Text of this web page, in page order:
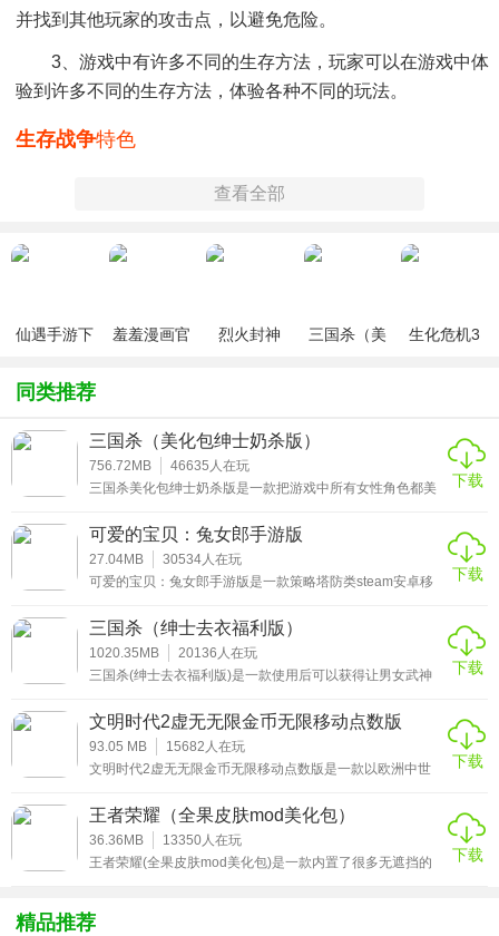
并找到其他玩家的攻击点，以避免危险。
3、游戏中有许多不同的生存方法，玩家可以在游戏中体
验到许多不同的生存方法，体验各种不同的玩法。
生存战争特色
1、游戏中有各种不同的工具和武器，可以让玩家在游戏
2、游戏中有许多不同的玩法，玩家可以在游戏中体验不
3、游戏中有很多不同的任务，玩家可以自由的进行完
生存战争
1、玩家需要在游戏中不断的收集各种不同的材料和工
具，以保证自己的生存。
索，获得不同的游戏体验。
3、游戏中有着许多不同的玩法，玩家可以在游戏中自由
的进行探索，体验不同的玩法。
生存战争测评
生存战争工业时代mod中文版是一款像素风格的生存游
戏，玩家在游戏中可以体验到不同的游戏玩法，玩家需要在
游戏中进行不同的探索，收集各种资源，建造各种不同的建
的玩法等着玩家前来体验。
查看全部
仙遇手游下
羞羞漫画官
烈火封神
三国杀（美
生化危机3
同类推荐
三国杀（美化包绅士奶杀版）
756.72MB 46635 人在玩
三国杀美化包绅士奶杀版是一款把游戏中所有女性角色都美
目，如果你对这个魔改之后的三国R18题材的卡牌游戏感兴
趣的话，不妨来这里下载体验哟，相信你会有更多的精彩发
现!
下载
可爱的宝贝：兔女郎手游版
27.04MB 30534人在玩
可爱的宝贝：兔女郎手游版是一款策略塔防类steam安卓移
副本内进行冒险，利用道具来降低魅魔Elise的体力值，以这
种方式来达到你阻止魅魔进入人类社会的目的，在她实时可
恶的计划之前，将她控制到牢笼中。
下载
三国杀（绅士去衣福利版）
1020.35MB 20136 人在玩
三国杀(绅士去衣福利版)是一款使用后可以获得让男女武神
来三国杀特别版绅士版男武将去衣服下载体验，相信里面的
效果会让你惊喜万分的。
下载
文明时代2虚无无限金币无限移动点数版
93.05 MB 15682 人在玩
文明时代2虚无无限金币无限移动点数版是一款以欧洲中世
家将在这里体验到真实的欧洲中世纪世界的感觉，全新的引
擎制作，多样化的建筑风格，丰富的兵种选择，完美的游戏
画面，真实的游戏体验，玩家将在这里感受到最真实的策略
战争，带领自己的士兵去占领土地，感兴趣的朋友们快来下
下载
王者荣耀（全果皮肤mod美化包）
36.36MB 13350人在玩
王者荣耀(全果皮肤mod美化包)是一款内置了很多无遮挡的
自取哟!
下载
精品推荐